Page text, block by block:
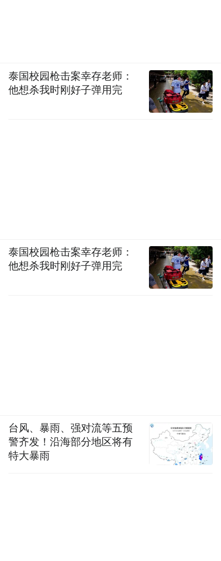
泰国校园枪击案幸存老师：
他想杀我时刚好子弹用完
泰国校园枪击案幸存老师：
他想杀我时刚好子弹用完
台风、暴雨、强对流等五预
警齐发！沿海部分地区将有
特大暴雨